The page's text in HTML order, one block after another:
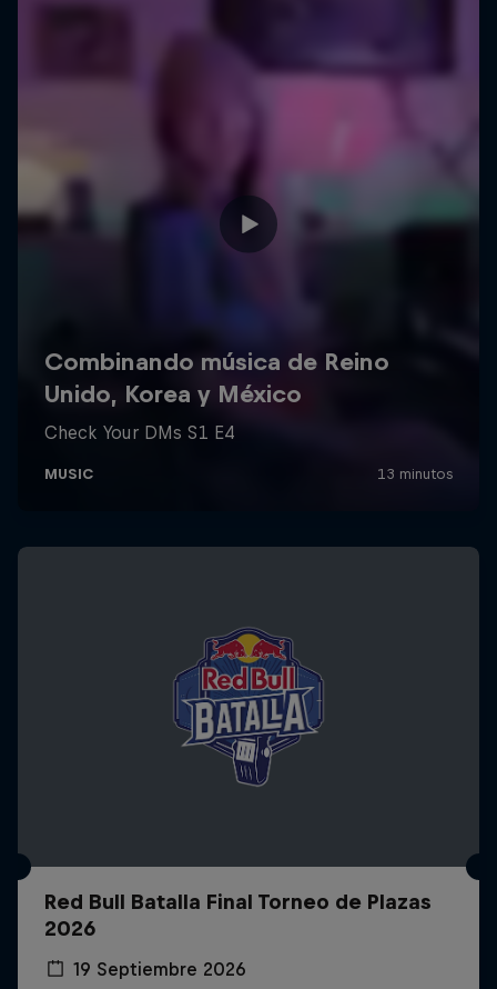
Red Bull Batalla Final Torneo de Plazas
2026
19 Septiembre 2026